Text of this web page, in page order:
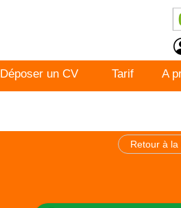
Déposer un CV Tarif A
Retour à la